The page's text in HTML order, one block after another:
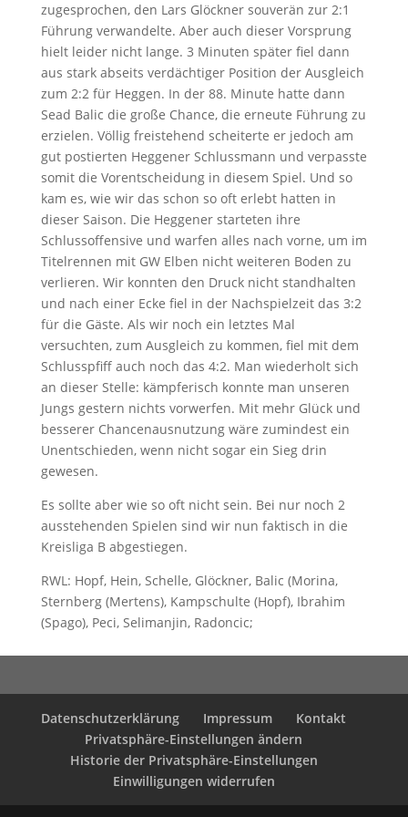
zugesprochen, den Lars Glöckner souverän zur 2:1
Führung verwandelte. Aber auch dieser Vorsprung
hielt leider nicht lange. 3 Minuten später fiel dann
aus stark abseits verdächtiger Position der Ausgleich
zum 2:2 für Heggen. In der 88. Minute hatte dann
Sead Balic die große Chance, die erneute Führung zu
erzielen. Völlig freistehend scheiterte er jedoch am
gut postierten Heggener Schlussmann und verpasste
somit die Vorentscheidung in diesem Spiel. Und so
kam es, wie wir das schon so oft erlebt hatten in
dieser Saison. Die Heggener starteten ihre
Schlussoffensive und warfen alles nach vorne, um im
Titelrennen mit GW Elben nicht weiteren Boden zu
verlieren. Wir konnten den Druck nicht standhalten
und nach einer Ecke fiel in der Nachspielzeit das 3:2
für die Gäste. Als wir noch ein letztes Mal
versuchten, zum Ausgleich zu kommen, fiel mit dem
Schlusspfiff auch noch das 4:2. Man wiederholt sich
an dieser Stelle: kämpferisch konnte man unseren
Jungs gestern nichts vorwerfen. Mit mehr Glück und
besserer Chancenausnutzung wäre zumindest ein
Unentschieden, wenn nicht sogar ein Sieg drin
gewesen.
Es sollte aber wie so oft nicht sein. Bei nur noch 2
ausstehenden Spielen sind wir nun faktisch in die
Kreisliga B abgestiegen.
RWL: Hopf, Hein, Schelle, Glöckner, Balic (Morina,
Sternberg (Mertens), Kampschulte (Hopf), Ibrahim
(Spago), Peci, Selimanjin, Radoncic;
Datenschutzerklärung Impressum
Kontakt
Privatsphäre-Einstellungen ändern
Historie der Privatsphäre-Einstellungen
Einwilligungen widerrufen